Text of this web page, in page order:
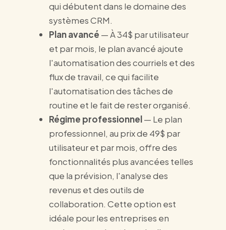
qui débutent dans le domaine des
systèmes CRM.
Plan avancé — À 34$ par utilisateur
et par mois, le plan avancé ajoute
l'automatisation des courriels et des
flux de travail, ce qui facilite
l'automatisation des tâches de
routine et le fait de rester organisé.
Régime professionnel— Le plan
professionnel, au prix de 49$ par
utilisateur et par mois, offre des
fonctionnalités plus avancées telles
que la prévision, l'analyse des
revenus et des outils de
collaboration. Cette option est
idéale pour les entreprises en